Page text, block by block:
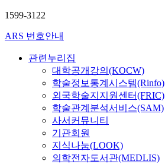
1599-3122
ARS 번호안내
관련누리집
대학공개강의(KOCW)
학술정보통계시스템(Rinfo)
외국학술지지원센터(FRIC)
학술관계분석서비스(SAM)
사서커뮤니티
기관회원
지식나눔(LOOK)
의학전자도서관(MEDLIS)